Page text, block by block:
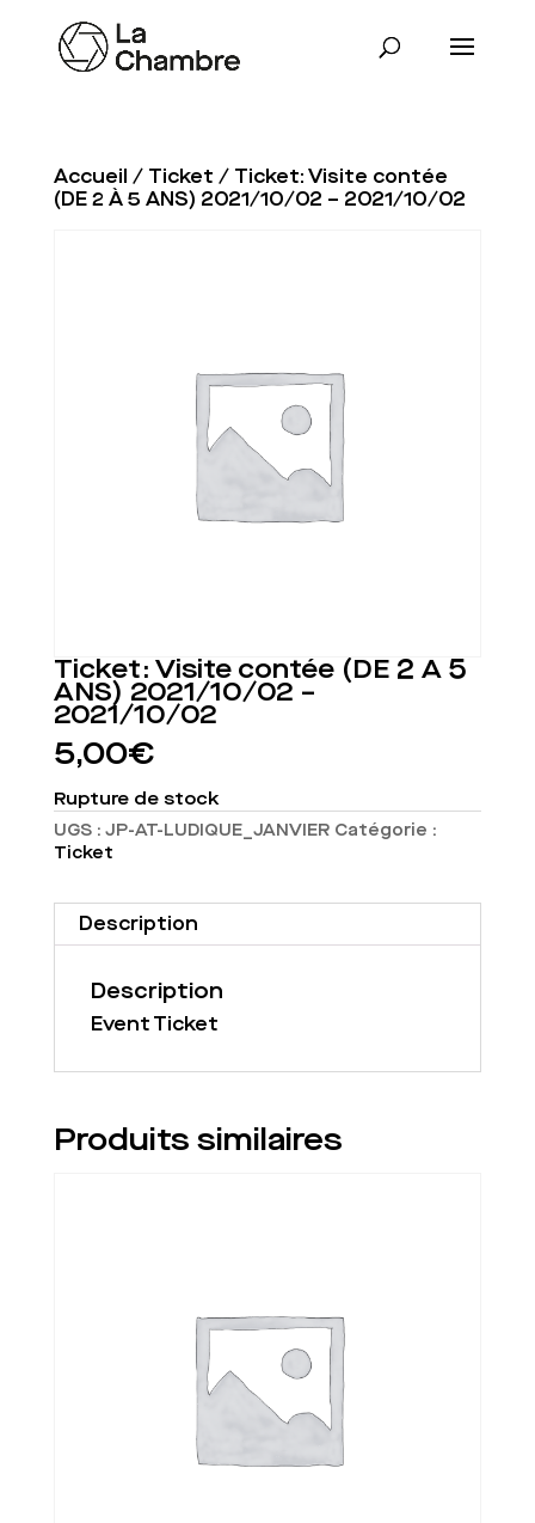
Accueil / Ticket / Ticket: Visite contée
(DE 2 À 5 ANS) 2021/10/02 – 2021/10/02
Ticket: Visite contée (DE 2 À 5
ANS) 2021/10/02 –
2021/10/02
5,00€
Rupture de stock
UGS : JP-AT-LUDIQUE_JANVIER Catégorie :
Ticket
Description
Description
Event Ticket
Produits similaires